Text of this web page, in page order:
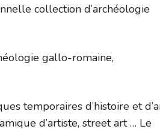
collection d’archéologie
gallo-romaine,
temporaires d’histoire et
d’artiste, street art … Le